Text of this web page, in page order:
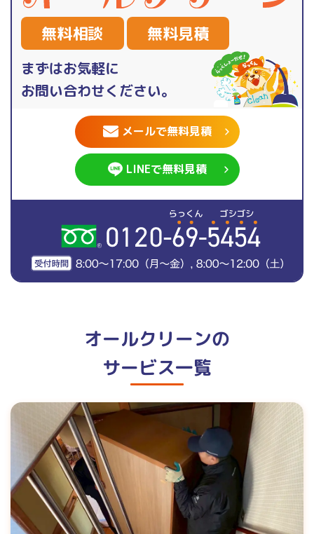
無料相談 無料見積
まずはお気軽に
お問い合わせください。
メールで無料見積
LINEで無料見積
オールクリーンの
サービス一覧